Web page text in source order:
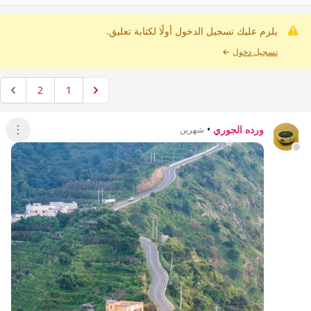
يلزم عليك تسجيل الدخول أولًا لكتابة تعليق.
تسجيل دخول ←
1
2
ورده الجوري • شهرين عرض